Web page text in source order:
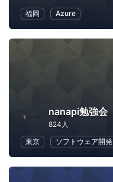
福岡
Azure
nanapi勉強会
824人
東京
ソフトウェア開発